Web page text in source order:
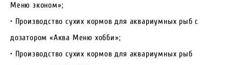
Меню эконом»;
• Производство сухих кормов для аквариумных рыб с
дозатором «Аква Меню хобби»;
• Производство сухих кормов для аквариумных рыб